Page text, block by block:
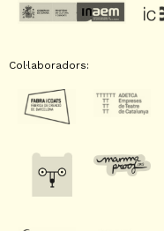
Col·laboradors: